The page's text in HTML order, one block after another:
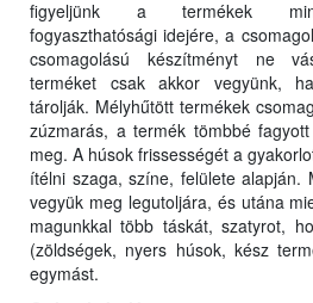
figyeljünk a termékek
fogyaszthatósági idejére, a
csomagolású készítményt ne
terméket csak akkor vegyünk,
tárolják. Mélyhűtött termékek
zúzmarás, a termék tömbbé
meg. A húsok frissességét a
ítélni szaga, színe, felülete alapján.
vegyük meg legutoljára, és utána
magunkkal több táskát, szatyrot,
(zöldségek, nyers húsok, kész
egymást.